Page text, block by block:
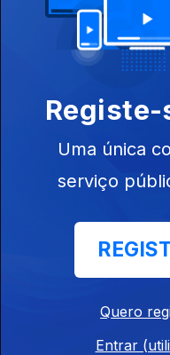
Ep. 130 07 jul. 2026
Ep. 129 06 jul. 2026
Diamante
Superstição
02 jul. 2026
Registe-
Uma única
serviço
Quero
Entrar